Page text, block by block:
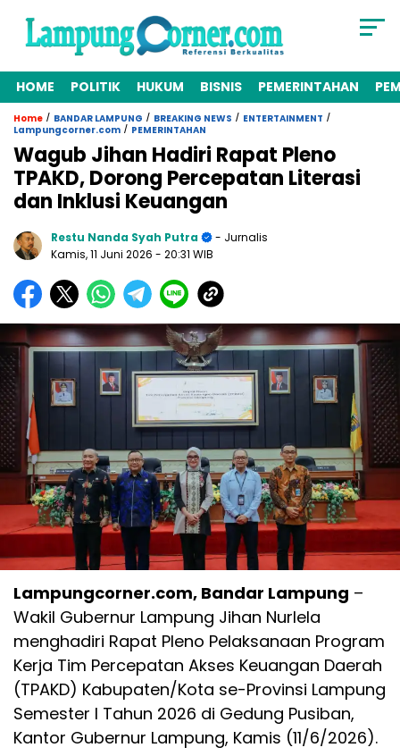
HOME POLITIK HUKUM BISNIS PEMERINTAHAN
Home / BANDAR LAMPUNG / BREAKING NEWS / ENTERTAINMENT /
Lampungcorner.com / PEMERINTAHAN
Wagub Jihan Hadiri Rapat Pleno
TPAKD, Dorong Percepatan Literasi
dan Inklusi Keuangan
Restu Nanda Syah Putra
- Jurnalis
Kamis, 11 Juni 2026 - 20:31 WIB
Lampungcorner.com, Bandar Lampung –
Wakil Gubernur Lampung Jihan Nurlela
menghadiri Rapat Pleno Pelaksanaan Program
Kerja Tim Percepatan Akses Keuangan Daerah
(TPAKD) Kabupaten/Kota se-Provinsi Lampung
Semester I Tahun 2026 di Gedung Pusiban,
Kantor Gubernur Lampung, Kamis (11/6/2026).